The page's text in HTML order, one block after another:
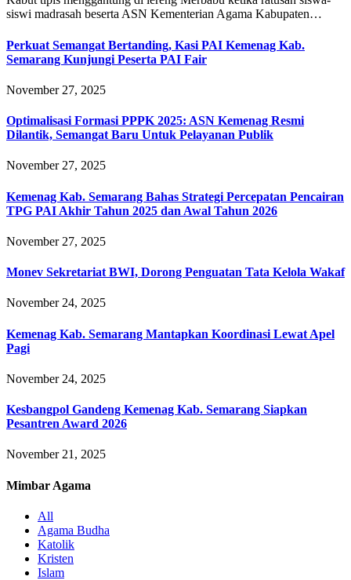
siswi madrasah beserta ASN Kementerian Agama Kabupaten…
Perkuat Semangat Bertanding, Kasi PAI Kemenag Kab.
Semarang Kunjungi Peserta PAI Fair
November 27, 2025
Optimalisasi Formasi PPPK 2025: ASN Kemenag Resmi
Dilantik, Semangat Baru Untuk Pelayanan Publik
November 27, 2025
Kemenag Kab. Semarang Bahas Strategi Percepatan Pencairan
TPG PAI Akhir Tahun 2025 dan Awal Tahun 2026
November 27, 2025
Monev Sekretariat BWI, Dorong Penguatan Tata Kelola Wakaf
November 24, 2025
Kemenag Kab. Semarang Mantapkan Koordinasi Lewat Apel
Pagi
November 24, 2025
Kesbangpol Gandeng Kemenag Kab. Semarang Siapkan
Pesantren Award 2026
November 21, 2025
Mimbar Agama
All
Agama Budha
Katolik
Kristen
Islam